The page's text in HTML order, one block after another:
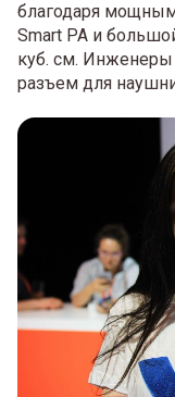
благодаря
Smart PA и
куб. см. Инженеры
разъем для